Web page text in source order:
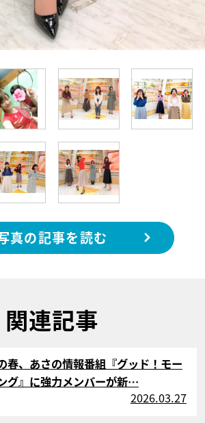
真の記事を読む
関連記事
イル
春、あさの情報番組『グッド！モー
グ』に強力メンバーが新…
2026.03.27